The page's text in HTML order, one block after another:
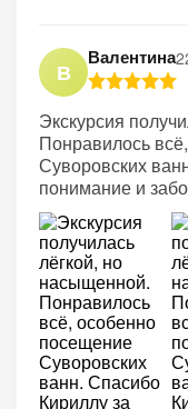
В
Валентина
Экскурсия
Понравилось
Суворовских
понимание и